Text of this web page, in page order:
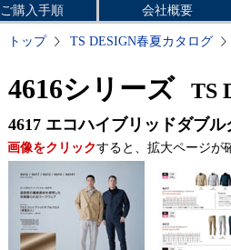
ご購入手順 会社概要
トップ TS DESIGN春夏カタログ
4616シリーズ TS
4617 エコハイブリッドダブ
画像をクリックすると、拡大ページが